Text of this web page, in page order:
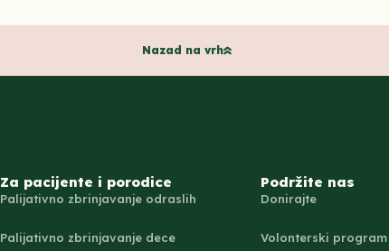
Nazad na vrh
Za pacijente i porodice
Palijativno zbrinjavanje odraslih
Palijativno zbrinjavanje dece
Podržite nas
Donirajte
Volonterski program